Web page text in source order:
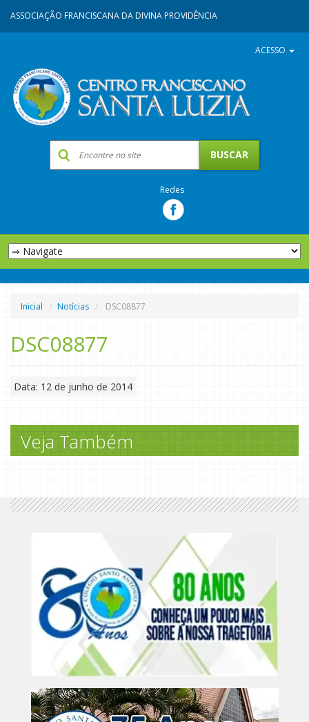
ASSOCIAÇÃO FRANCISCANA DA DIVINA PROVIDÊNCIA
ACESSO
Redes
Inicial Notícias DSC08877
DSC08877
Data: 12 de junho de 2014
Veja Também